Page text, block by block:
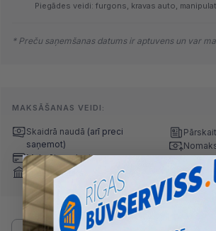
Piegādes veidi: furgons, kravas auto,
* Preču saņemšanas datums ir aptuvens un var
MAKSĀŠANAS VEIDI:
Skaidrā naudā (arī preci
saņemot)
Maksājumu kartes
Internetbankas